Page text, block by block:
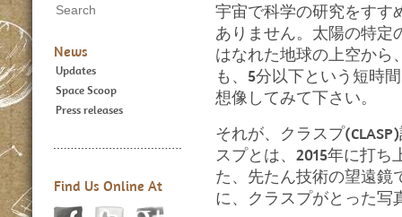
News
Updates
Space Scoop
Press releases
Find Us Online At
宇宙で科学の研究をすす
ありません。太陽の特定
はなれた地球の上空から
も、5分以下という短時
想像してみて下さい。
それが、クラスプ
スプとは、2015年に打
た、先たん技術の望遠鏡
に、クラスプがとった写